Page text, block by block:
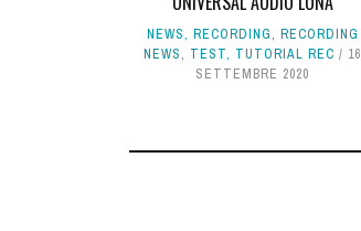
NEWS, RECORDING, RECORDING
NEWS, TEST, TUTORIAL REC
16
SETTEMBRE 2020